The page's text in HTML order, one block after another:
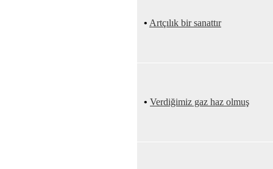
• Artçılık bir sanattır
• Verdiğimiz gaz haz olmuş